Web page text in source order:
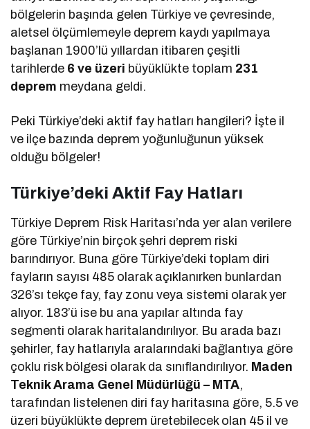
bölgelerin başında gelen Türkiye ve çevresinde,
aletsel ölçümlemeyle deprem kaydı yapılmaya
başlanan 1900’lü yıllardan itibaren çeşitli
tarihlerde 6 ve üzeri büyüklükte toplam 231
deprem meydana geldi.
Peki Türkiye’deki aktif fay hatları hangileri? İşte il
ve ilçe bazında deprem yoğunluğunun yüksek
olduğu bölgeler!
Türkiye’deki Aktif Fay Hatları
Türkiye Deprem Risk Haritası’nda yer alan verilere
göre Türkiye’nin birçok şehri deprem riski
barındırıyor. Buna göre Türkiye’deki toplam diri
fayların sayısı 485 olarak açıklanırken bunlardan
326’sı tekçe fay, fay zonu veya sistemi olarak yer
alıyor. 183’ü ise bu ana yapılar altında fay
segmenti olarak haritalandırılıyor. Bu arada bazı
şehirler, fay hatlarıyla aralarındaki bağlantıya göre
çoklu risk bölgesi olarak da sınıflandırılıyor. Maden
Teknik Arama Genel Müdürlüğü – MTA,
tarafından listelenen diri fay haritasına göre, 5.5 ve
üzeri büyüklükte deprem üretebilecek olan 45 il ve